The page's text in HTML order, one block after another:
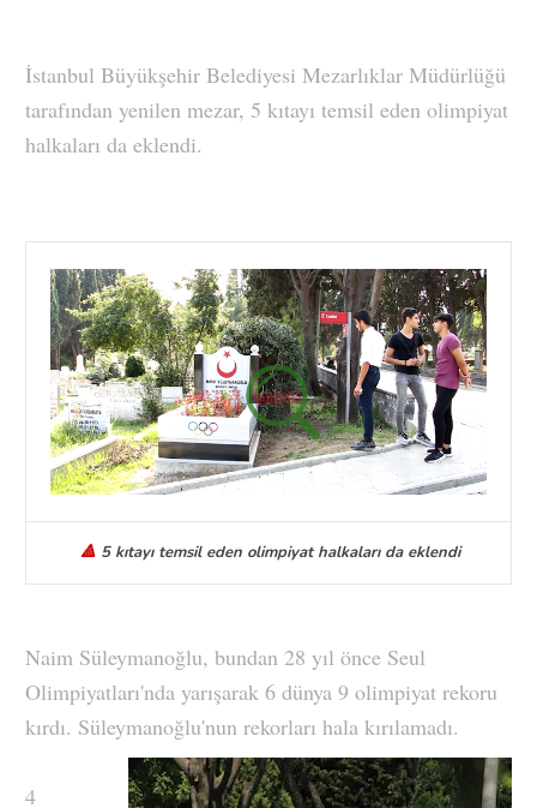
İstanbul Büyükşehir Belediyesi Mezarlıklar Müdürlüğü
tarafından yenilen mezar, 5 kıtayı temsil eden olimpiyat
halkaları da eklendi.
🔺 5 kıtayı temsil eden olimpiyat halkaları da eklendi
Naim Süleymanoğlu, bundan 28 yıl önce Seul
Olimpiyatları'nda yarışarak 6 dünya 9 olimpiyat rekoru
kırdı. Süleymanoğlu'nun rekorları hala kırılamadı.
4